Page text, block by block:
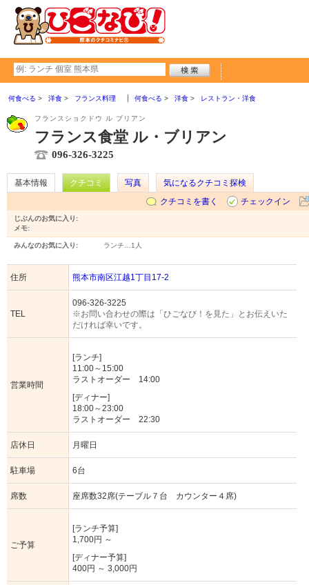
何食べる 洋食 フランス料理 何食べる 洋食 レストラン・洋食
フランスショクドウ ル ブリアン
フランス食堂 ル・ブリアン
096-326-3225
基本情報 クチコミ 写真
気になるクチコミ探検
クチコミを書く
チェックイン
じぶんのお気に入り:
メモ:
みんなのお気に入り: ランチ… 1人
住所 熊本市南区江越1丁目17-2
TEL
096-326-3225
※お問い合わせの際は「ひごなび！を見た」とお伝えいた
だければ幸いです。
営業時間
[ランチ]
11:00～15:00
ラストオーダー 14:00
[ディナー]
18:00～23:00
ラストオーダー 22:30
店休日 月曜日
駐車場 6台
席数 座席数32席(テーブル７台 カウンター４席)
ご予算
[ランチ予算]
1,700円 ～
[ディナー予算]
400円 ～ 3,000円